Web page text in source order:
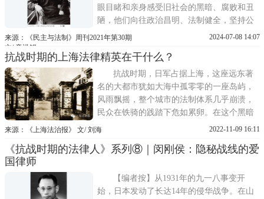
眼目睹和亲身感受旧社会的黑暗、腐败和丑
陋，他们向往政治昌明、法制健全，坚持公
平正义，拥护中国共产党的政治主张，义无
建、反抗国民党反动统治的革命活动和斗争
中。他们以律师的身份，以法庭为阵地，以
法律为武器，营救了一
来源：《民主与法制》周刊2021年第30期
文/ 童洪锡
2024-07-08 14:07
抗战时期的上海法律精英在干什么？
抗战时期，日军占据上海，这座远东著
名的大都市犹如大海中孤零零的一座岛屿，
风雨飘摇，整个城市的法制体系几乎崩溃，
民众在铁骑的践踏下危如累卵。在这个黑暗
的年代里，这个城市里的法律精英们都在干
号原东吴大学法学院旧址上，举行了东吴大
所曾经汇聚了解放
来源：《上海法治报》 文/ 刘海 2022-11-09 16:11
《抗战时期的法律人》系列⑧｜闵刚侯：隐秘战线的爱
国律师
【编者按】从1931年的九一八事变开
始，日本发动了长达14年的侵华战争。在山